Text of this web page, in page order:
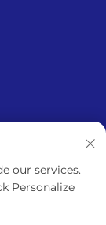
our services.
Personalize